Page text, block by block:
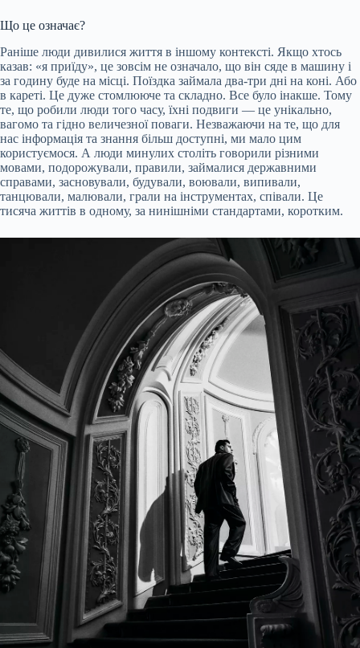
Що це означає?
Раніше люди дивилися життя в іншому контексті. Якщо хтось
казав: «я приїду», це зовсім не означало, що він сяде в машину і
за годину буде на місці. Поїздка займала два-три дні на коні. Або
в кареті. Це дуже стомлююче та складно. Все було інакше. Тому
те, що робили люди того часу, їхні подвиги — це унікально,
вагомо та гідно величезної поваги. Незважаючи на те, що для
нас інформація та знання більш доступні, ми мало цим
користуємося. А люди минулих століть говорили різними
мовами, подорожували, правили, займалися державними
справами, засновували, будували, воювали, випивали,
танцювали, малювали, грали на інструментах, співали. Це
тисяча життів в одному, за нинішніми стандартами, коротким.